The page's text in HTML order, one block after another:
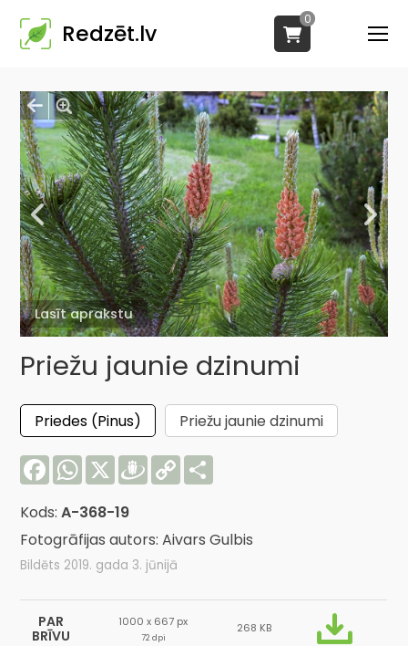
Redzēt.lv
0
Lasīt aprakstu
Priežu jaunie dzinumi
Priedes (Pinus)
Priežu jaunie dzinumi
FacebookWhatsApp
X Draugiem
Copy
Link
Kods:A-368-19
Fotogrāfijas autors: Aivars Gulbis
Bildēts 2019. gada 3. jūnijā
PAR
BRĪVU
1000 x 667 px
72 dpi
268 KB